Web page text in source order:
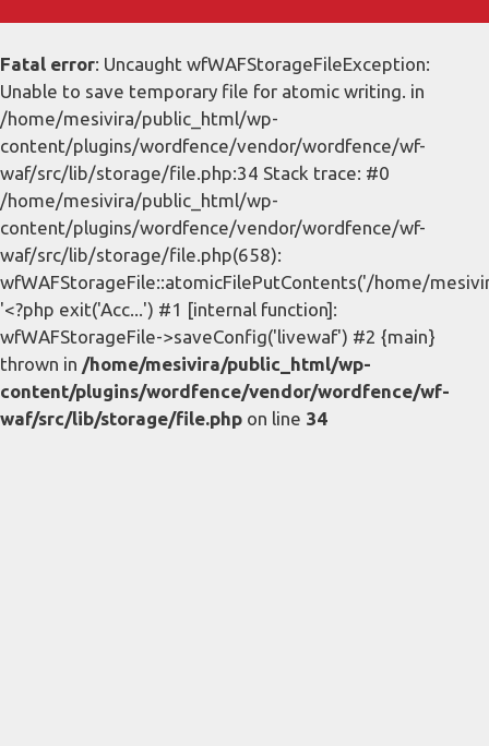
Fatal error: Uncaught wfWAFStorageFileException:
Unable to save temporary file for atomic writing. in
/home/mesivira/public_html/wp-
content/plugins/wordfence/vendor/wordfence/wf-
waf/src/lib/storage/file.php:34 Stack trace: #0
/home/mesivira/public_html/wp-
content/plugins/wordfence/vendor/wordfence/wf-
waf/src/lib/storage/file.php(658):
wfWAFStorageFile::atomicFilePutContents('/home/
'<?php exit('Acc...') #1 [internal function]:
wfWAFStorageFile->saveConfig('livewaf') #2 {main}
thrown in /home/mesivira/public_html/wp-
content/plugins/wordfence/vendor/wordfence/wf-
waf/src/lib/storage/file.php on line 34